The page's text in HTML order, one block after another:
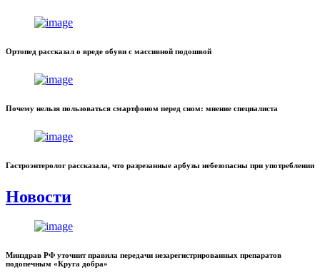
Ортопед рассказал о вреде обуви с массивной подошвой
Почему нельзя пользоваться смартфоном перед сном: мнение специалиста
Гастроэнтеролог рассказала, что разрезанные арбузы небезопасны при употреблении
Новости
Минздрав РФ уточнит правила передачи незарегистрированных препаратов
подопечным «Круга добра»